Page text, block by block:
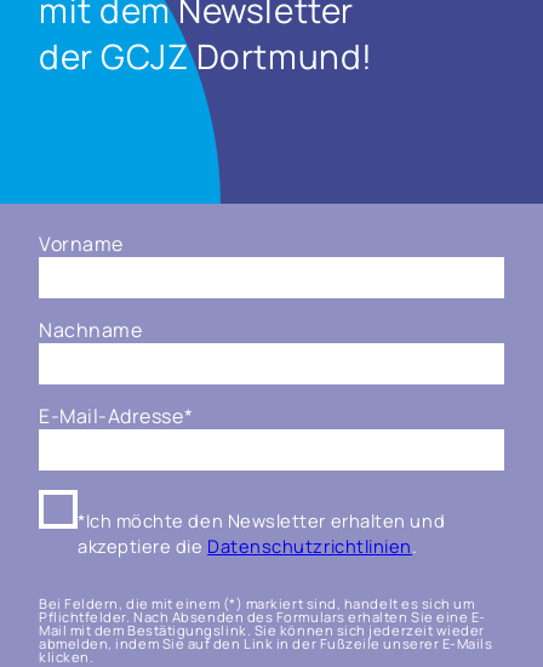
mit dem Newsletter
der GCJZ Dortmund!
Vorname
Nachname
E-Mail-Adresse*
*Ich möchte den Newsletter erhalten und
akzeptiere die Datenschutzrichtlinien.
Bei Feldern, die mit einem (*) markiert sind, handelt es sich um
Pflichtfelder. Nach Absenden des Formulars erhalten Sie eine E-
Mail mit dem Bestätigungslink. Sie können sich jederzeit wieder
abmelden, indem Sie auf den Link in der Fußzeile unserer E-Mails
klicken.